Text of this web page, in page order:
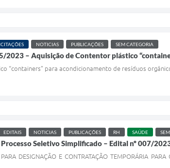
NOTICIAS PUBLICAÇÕES SEM CATEGORIA
2023 – Aquisição de Contentor plástico
“containers” para acondicionamento de resíduos
EDITAIS NOTICIAS PUBLICAÇÕES RH SAÚDE
Seletivo Simplificado – Edital nº 007/
DESIGNAÇÃO E CONTRATAÇÃO TEMPORÁRIA